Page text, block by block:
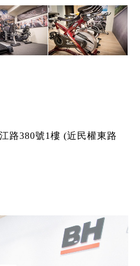
路380號1樓 (近民權東路